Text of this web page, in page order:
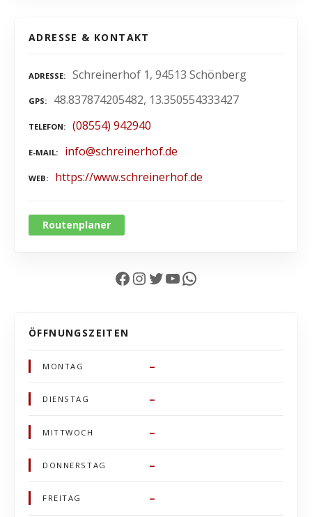
ADRESSE & KONTAKT
ADRESSE Schreinerhof 1, 94513 Schönberg
GPS 48.837874205482, 13.350554333427
TELEFON (08554) 942940
E-MAIL info@schreinerhof.de
WEB https://www.schreinerhof.de
Routenplaner
Facebook InstagramTwitter YouTube WhatsApp
ÖFFNUNGSZEITEN
MONTAG –
DIENSTAG –
MITTWOCH –
DONNERSTAG –
FREITAG –